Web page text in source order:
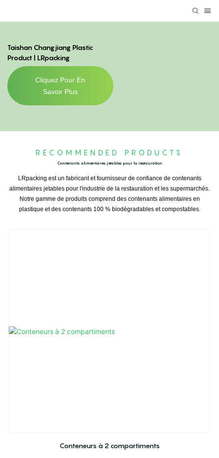
Taishan Changjiang Plastic
Product | LRpacking
Cliquez Pour En
Savoir Plus
RECOMMENDED PRODUCTS
Contenants alimentaires jetables pour la restauration
LRpacking est un fabricant et fournisseur de confiance de contenants
alimentaires jetables pour l'industrie de la restauration et les supermarchés.
Notre gamme de produits comprend des contenants alimentaires en
plastique et des contenants 100 % biodégradables et compostables.
Conteneurs à 2 compartiments